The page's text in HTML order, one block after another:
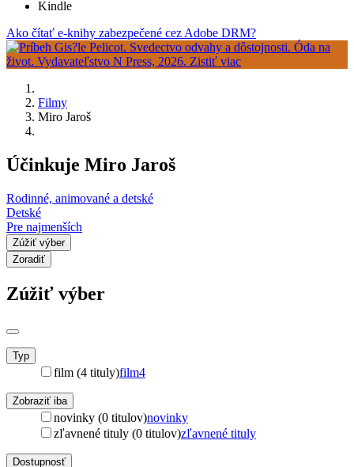
Kindle
Ako čítať e-knihy zabezpečené cez Adobe DRM?
Filmy
Miro Jaroš
Účinkuje Miro Jaroš
Rodinné, animované a detské
Detské
Pre najmenších
Zúžiť výber
Zoradiť
Zúžiť výber
Typ
film (4 tituly)film4
Zobraziť iba
novinky (0 titulov)novinky
zľavnené tituly (0 titulov)zľavnené tituly
Dostupnosť